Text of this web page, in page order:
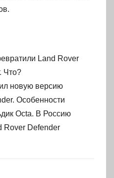
Land Rover
Что?
новую версию
Особенности
Octa. В Россию
Rover Defender